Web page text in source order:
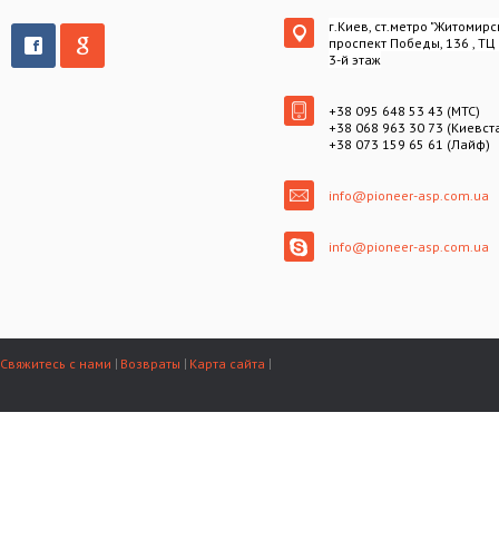
г.Киев, ст.метро
проспект Победы, 136 , ТЦ
3-й этаж
+38 095 648 53 43 (МТС)
+38 068 963 30 73
+38 073 159 65 61 (Лайф)
info@pioneer-asp.com.ua
info@pioneer-asp.com.ua
Свяжитесь с нами Возвраты Карта сайта